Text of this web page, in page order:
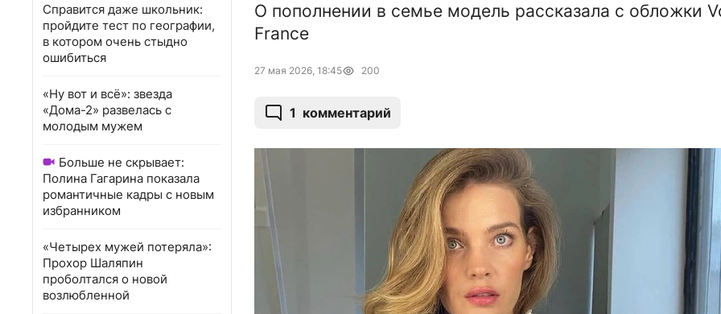
Справится даже школьник:
пройдите тест по географии,
в котором очень стыдно
ошибиться
«Ну вот и всё»: звезда
«Дома-2» развелась с
молодым мужем
Больше не скрывает:
Полина Гагарина показала
романтичные кадры с новым
избранником
«Четырех мужей потеряла»:
Прохор Шаляпин
проболтался о новой
возлюбленной
О пополнении в семье модель рассказала с обложки
France
27 мая 2026, 18:45 200
1 комментарий